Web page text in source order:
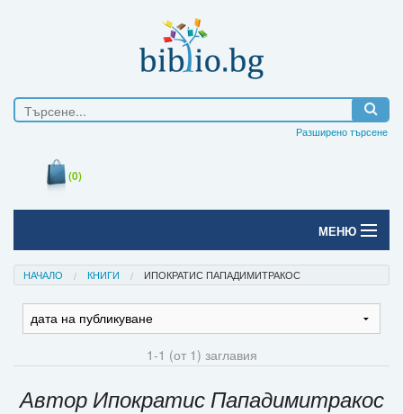
Разширено търсене
(0)
МЕНЮ
Начало
Печатни книги
Е-списания
НАЧАЛО КНИГИ ИПОКРАТИС ПАПАДИМИТРАКОС
1-1 (от 1) заглавия
Автор Ипократис Пападимитракос